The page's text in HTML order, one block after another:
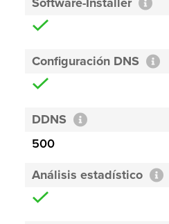
Configuración DNS
DDNS
500
Análisis estadístico